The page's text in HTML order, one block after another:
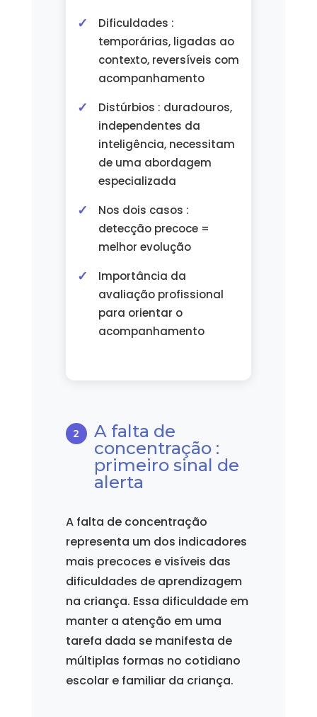
Dificuldades :
temporárias, ligadas ao
contexto, reversíveis com
acompanhamento
Distúrbios : duradouros,
independentes da
inteligência, necessitam
de uma abordagem
especializada
Nos dois casos :
detecção precoce =
melhor evolução
Importância da
avaliação profissional
para orientar o
acompanhamento
A falta de
concentração :
primeiro sinal de
alerta
A falta de concentração
representa um dos indicadores
mais precoces e visíveis das
dificuldades de aprendizagem
na criança. Essa dificuldade em
manter a atenção em uma
tarefa dada se manifesta de
múltiplas formas no cotidiano
escolar e familiar da criança.